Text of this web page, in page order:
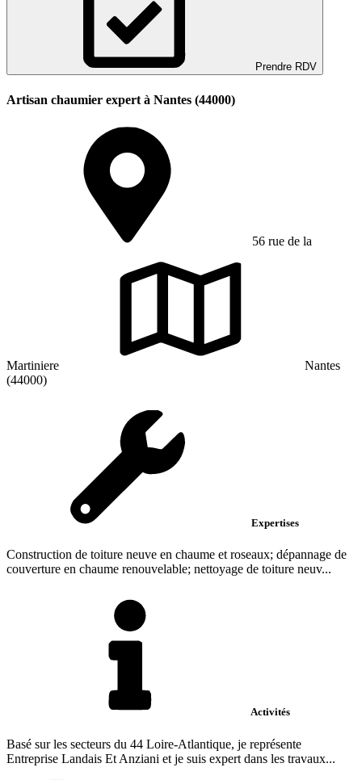
Prendre RDV
Artisan chaumier expert à Nantes (44000)
56 rue de la
Martiniere
Nantes
(44000)
Expertises
Construction de toiture neuve en chaume et roseaux; dépannage de
couverture en chaume renouvelable; nettoyage de toiture neuv...
Activités
Basé sur les secteurs du 44 Loire-Atlantique, je représente
Entreprise Landais Et Anziani et je suis expert dans les travaux...